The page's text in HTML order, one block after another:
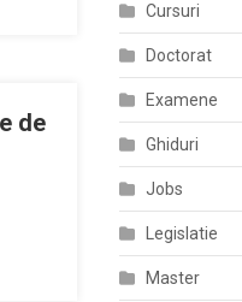
de
Cursuri
Doctorat
Examene
Ghiduri
Jobs
Legislatie
Master